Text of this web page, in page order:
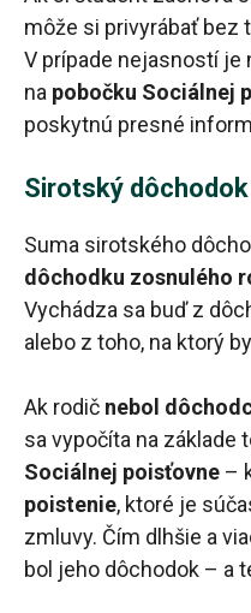
môže si privyrábať bez
V prípade nejasností je
na pobočku Sociálnej
poskytnú presné
Sirotský
Suma sirotského
dôchodku zosnulého
Vychádza sa buď z
alebo z toho, na ktorý
Ak rodič nebol
sa vypočíta na základe
Sociálnej poisťovne –
poistenie, ktoré je
zmluvy. Čím dlhšie a
bol jeho dôchodok – a